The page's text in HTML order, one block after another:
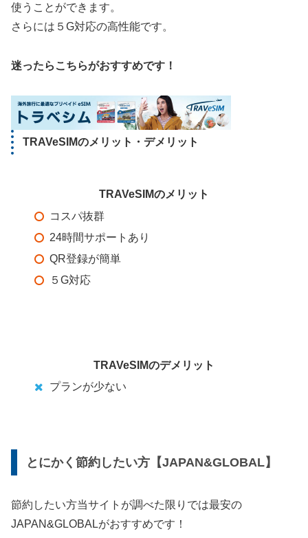
使うことができます。
さらには５G対応の高性能です。
迷ったらこちらがおすすめです！
TRAVeSIMのメリット・デメリット
TRAVeSIMのメリット
コスパ抜群
24時間サポートあり
QR登録が簡単
５G対応
TRAVeSIMのデメリット
プランが少ない
とにかく節約したい方【JAPAN&GLOBAL】
節約したい方当サイトが調べた限りでは最安の
JAPAN&GLOBALがおすすめです！